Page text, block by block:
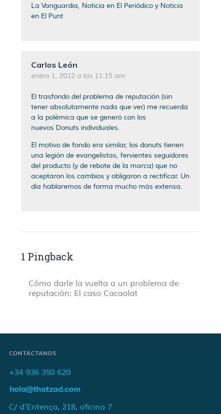
La Vanguardia, Noticia en El Periódicoy Noticia
en El Punt
Carlos León
enero 1, 2012 a las 11:15 am
El trasfondo del problema de reputación (sin
tener absolutamente nada que ver) me recuerda
a la polémica que se generó con los
nuevos Donuts individuales.
El motivo de fondo era similar, los donuts tienen
una legión de evangelistas, fervientes seguidores
del producto (y de rebote de la marca) que no
aceptaron los cambios y obligaron a rectificar. Un
día hablaremos de forma mucho más extensa.
1 Pingback
Cómo darle la vuelta a un problema de
reputación: El caso Cacaolat
CONTÁCTANOS
+34 936 350 620
C/ d'Entença, 218, oficina 7